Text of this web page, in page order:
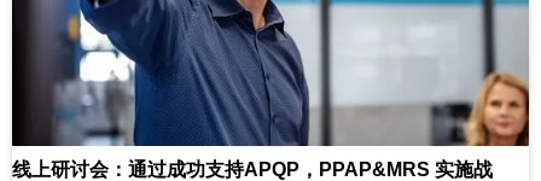
线上研讨会：通过成功支持APQP，PPAP&MRS 实施战